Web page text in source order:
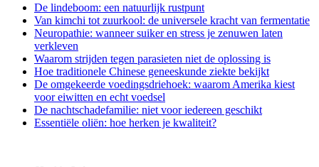
De lindeboom: een natuurlijk rustpunt
Van kimchi tot zuurkool: de universele kracht van fermentatie
Neuropathie: wanneer suiker en stress je zenuwen laten
verkleven
Waarom strijden tegen parasieten niet de oplossing is
Hoe traditionele Chinese geneeskunde ziekte bekijkt
De omgekeerde voedingsdriehoek: waarom Amerika kiest
voor eiwitten en echt voedsel
De nachtschadefamilie: niet voor iedereen geschikt
Essentiële oliën: hoe herken je kwaliteit?